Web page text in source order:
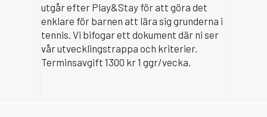
utgår efter Play&Stay för att göra det
enklare för barnen att lära sig grunderna i
tennis. Vi bifogar ett dokument där ni ser
vår utvecklingstrappa och kriterier.
Terminsavgift 1300 kr 1 ggr/vecka.